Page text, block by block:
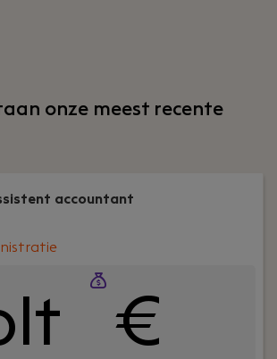
onze meest recente
accountant
€